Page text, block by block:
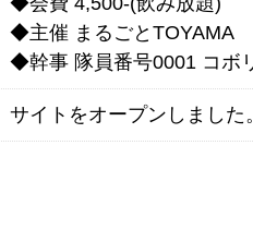
◆主催 まるごとTOYAMA
◆幹事 隊員番号0001 コボ
サイトをオープンしました